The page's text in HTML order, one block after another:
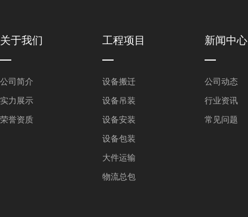
关于我们
公司简介
实力展示
荣誉资质
工程项目
设备搬迁
设备吊装
设备安装
设备包装
大件运输
物流总包
新闻中心
公司动态
行业资讯
常见问题